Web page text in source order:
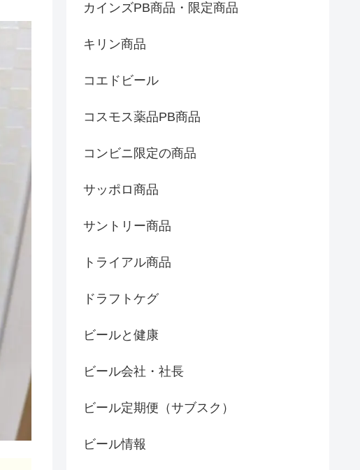
カインズPB商品・限定商品
キリン商品
コエドビール
コスモス薬品PB商品
コンビニ限定の商品
サッポロ商品
サントリー商品
トライアル商品
ドラフトケグ
ビールと健康
ビール会社・社長
ビール定期便（サブスク）
ビール情報